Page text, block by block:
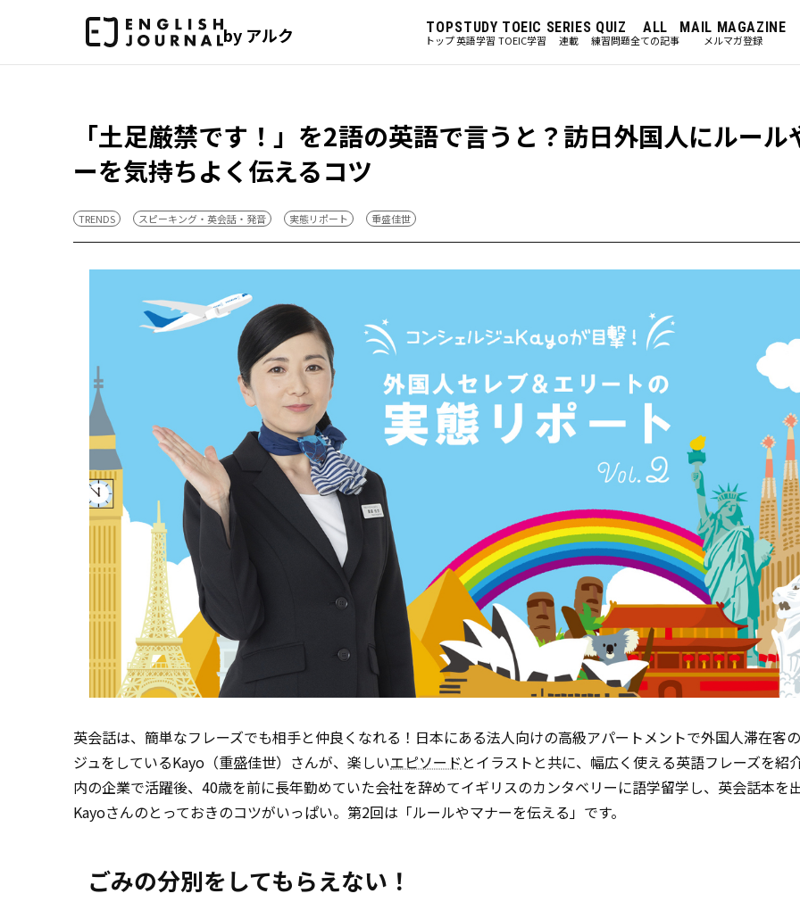
by アルク TOP
トップ
STUDY
英語学習
TOEIC
TOEIC学習
SERIES
連載
QUIZ
練習問題
ALL
全ての記事
MAIL MAGAZINE
メルマガ登録
「土足厳禁です！」を2語の英語で言うと？訪日外国人にルール
ーを気持ちよく伝えるコツ
TRENDS スピーキング・英会話・発音 実態リポート 重盛佳世
英会話は、簡単なフレーズでも相手と仲良くなれる！日本にある法人向けの高級アパートメントで外国人滞在客
ジュをしているKayo（重盛佳世）さんが、楽しいエピソード とイラストと共に、幅広く使える英語フレーズを紹
内の企業で活躍後、40歳を前に長年勤めていた会社を辞めてイギリスのカンタベリーに語学留学し、英会話本を
Kayoさんのとっておきのコツがいっぱい。第2回は「ルールやマナーを伝える」です。
ごみの分別をしてもらえない！